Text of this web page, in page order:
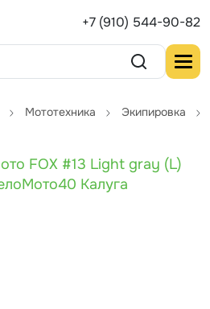
+7 (910) 544-90-82
Мототехника Экипировка